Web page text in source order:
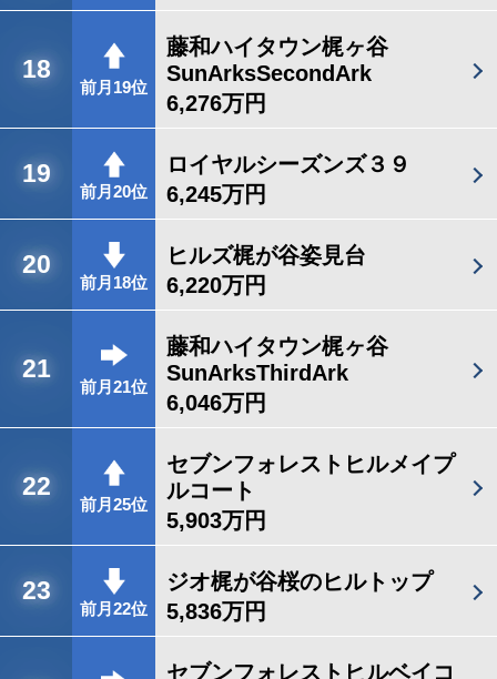
18
前月19位
藤和ハイタウン梶ヶ谷
SunArksSecondArk
6,276万円
19
前月20位
ロイヤルシーズンズ３９
6,245万円
20
前月18位
ヒルズ梶が谷姿見台
6,220万円
21
前月21位
藤和ハイタウン梶ヶ谷
SunArksThirdArk
6,046万円
22
前月25位
セブンフォレストヒルメイプ
ルコート
5,903万円
23
前月22位
ジオ梶が谷桜のヒルトップ
5,836万円
セブンフォレストヒルベイコ